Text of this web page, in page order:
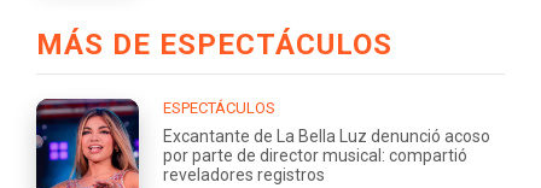
MÁS DE ESPECTÁCULOS
ESPECTÁCULOS
Excantante de La Bella Luz denunció acoso
por parte de director musical: compartió
reveladores registros